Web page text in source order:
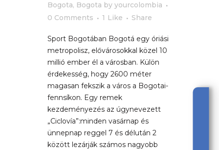
Bogota, Bogota by yourcolombia
0 Comments
1 Like Share
Sport Bogotában Bogotá egy óriási
metropolisz, elővárosokkal közel 10
millió ember él a városban. Külön
érdekesség, hogy 2600 méter
magasan fekszik a város a Bogotai-
fennsíkon. Egy remek
kezdeményezés az úgynevezett
„Ciclovía”:minden vasárnap és
ünnepnap reggel 7 és délután 2
között lezárják számos nagyobb